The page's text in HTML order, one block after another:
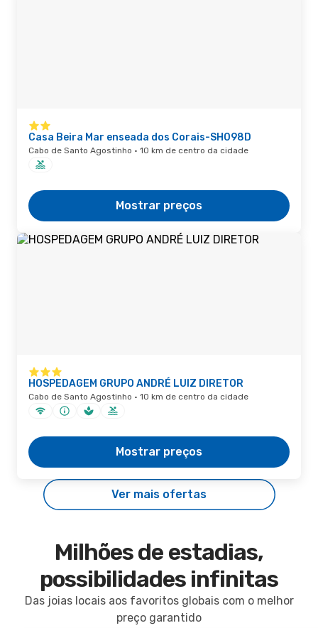
Casa Beira Mar enseada dos Corais-SH098D
Cabo de Santo Agostinho · 10 km de centro da cidade
Mostrar preços
HOSPEDAGEM GRUPO ANDRÉ LUIZ DIRETOR
Cabo de Santo Agostinho · 10 km de centro da cidade
Mostrar preços
Ver mais ofertas
Milhões de estadias,
possibilidades infinitas
Das joias locais aos favoritos globais com o melhor
preço garantido